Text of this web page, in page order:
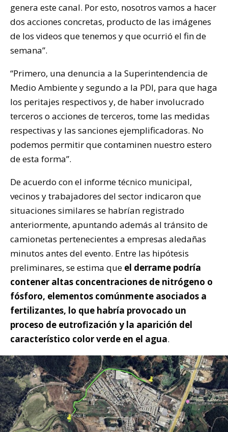
genera este canal. Por esto, nosotros vamos a hacer
dos acciones concretas, producto de las imágenes
de los videos que tenemos y que ocurrió el fin de
semana”.
“Primero, una denuncia a la Superintendencia de
Medio Ambiente y segundo a la PDI, para que haga
los peritajes respectivos y, de haber involucrado
terceros o acciones de terceros, tome las medidas
respectivas y las sanciones ejemplificadoras. No
podemos permitir que contaminen nuestro estero
de esta forma”.
De acuerdo con el informe técnico municipal,
vecinos y trabajadores del sector indicaron que
situaciones similares se habrían registrado
anteriormente, apuntando además al tránsito de
camionetas pertenecientes a empresas aledañas
minutos antes del evento. Entre las hipótesis
preliminares, se estima que el derrame podría
contener altas concentraciones de nitrógeno o
fósforo, elementos comúnmente asociados a
fertilizantes, lo que habría provocado un
proceso de eutrofización y la aparición del
característico color verde en el agua.